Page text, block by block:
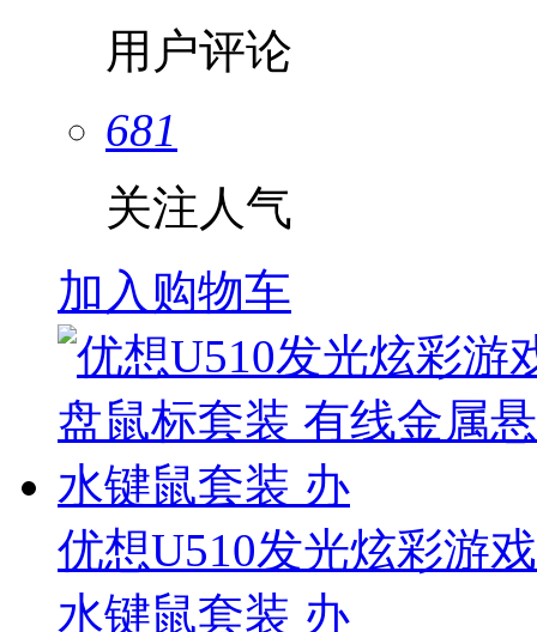
用户评论
681
关注人气
加入购物车
优想U510发光炫彩游
水键鼠套装 办